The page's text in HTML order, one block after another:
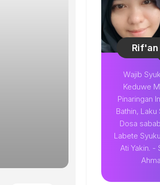
Wajib
Keduwe
Pinaringan
Bathin,
Dosa
Labete
Ati Yakin. -